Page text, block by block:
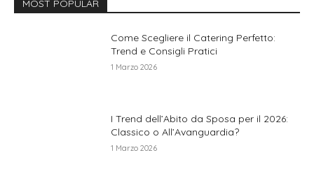
MOST POPULAR
Come Scegliere il Catering Perfetto:
Trend e Consigli Pratici
1 Marzo 2026
I Trend dell’Abito da Sposa per il 2026:
Classico o All’Avanguardia?
1 Marzo 2026